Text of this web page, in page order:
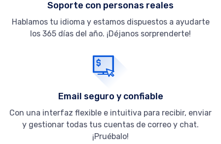
Soporte con personas reales
Hablamos tu idioma y estamos dispuestos a ayudarte
los 365 días del año. ¡Déjanos sorprenderte!
Email seguro y confiable
Con una interfaz flexible e intuitiva para recibir, enviar
y gestionar todas tus cuentas de correo y chat.
¡Pruébalo!